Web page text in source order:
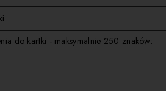
do kartki - maksymalnie 250 znaków: